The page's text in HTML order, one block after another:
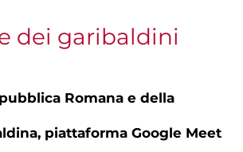
dei garibaldini
Romana e della
piattaforma Google Meet